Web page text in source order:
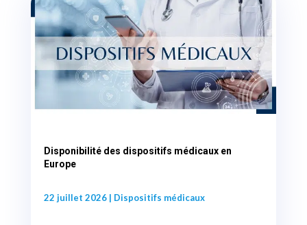
Disponibilité des dispositifs médicaux en
Europe
22 juillet 2026| Dispositifs médicaux